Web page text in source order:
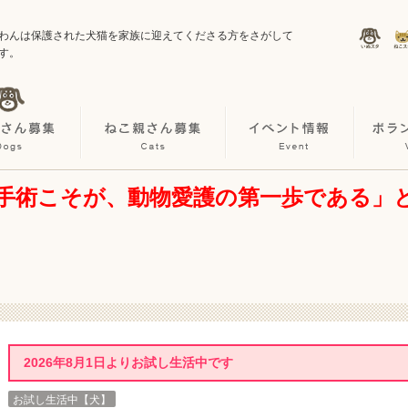
んは保護された犬猫を家族に迎えてくださる方をさがして
。
術こそが、動物愛護の第一歩である」
2026年8月1日よりお試し生活中です
お試し生活中【犬】